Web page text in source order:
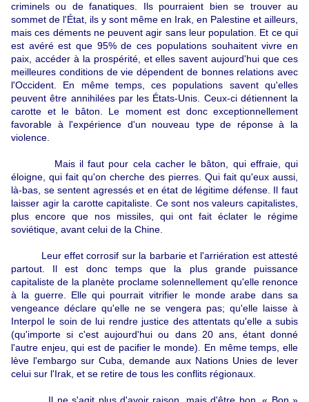
criminels ou de fanatiques. Ils pourraient bien se trouver au
sommet de l'État, ils y sont même en Irak, en Palestine et ailleurs,
mais ces déments ne peuvent agir sans leur population. Et ce qui
est avéré est que 95% de ces populations souhaitent vivre en
paix, accéder à la prospérité, et elles savent aujourd'hui que ces
meilleures conditions de vie dépendent de bonnes relations avec
l'Occident. En même temps, ces populations savent qu'elles
peuvent être annihilées par les États-Unis. Ceux-ci détiennent la
carotte et le bâton. Le moment est donc exceptionnellement
favorable à l'expérience d'un nouveau type de réponse à la
violence.
Mais il faut pour cela cacher le bâton, qui effraie, qui
éloigne, qui fait qu'on cherche des pierres. Qui fait qu'eux aussi,
là-bas, se sentent agressés et en état de légitime défense. Il faut
laisser agir la carotte capitaliste. Ce sont nos valeurs capitalistes,
plus encore que nos missiles, qui ont fait éclater le régime
soviétique, avant celui de la Chine.
Leur effet corrosif sur la barbarie et l'arriération est attesté
partout. Il est donc temps que la plus grande puissance
capitaliste de la planète proclame solennellement qu'elle renonce
à la guerre. Elle qui pourrait vitrifier le monde arabe dans sa
vengeance déclare qu'elle ne se vengera pas; qu'elle laisse à
Interpol le soin de lui rendre justice des attentats qu'elle a subis
(qu'importe si c'est aujourd'hui ou dans 20 ans, étant donné
l'autre enjeu, qui est de pacifier le monde). En même temps, elle
lève l'embargo sur Cuba, demande aux Nations Unies de lever
celui sur l'Irak, et se retire de tous les conflits régionaux.